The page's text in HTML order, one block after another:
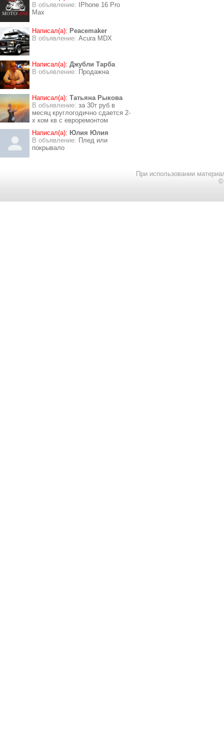
В объявление:
IPhone 16 Pro
Max
Написал(а): Peacemaker
В объявление: Acura MDX
Написал(а): Джубли Тарба
В объявление: Продажна
Написал(а): Татьяна Рыкова
В объявление: за 30т руб в
месяц круглогодично сдается 2-
х ком кв с евроремонтом
Написал(а): Юлия Юлия
В объявление: Плед или
покрывало
При использовании